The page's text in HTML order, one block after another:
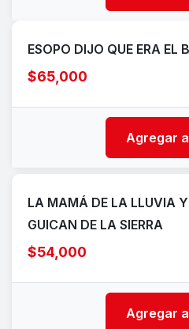
ESOPO DIJO QUE ERA EL
$65,000
Agregar
LA MAMÁ DE LA LLUVIA
GUICAN DE LA SIERRA
$54,000
Agregar